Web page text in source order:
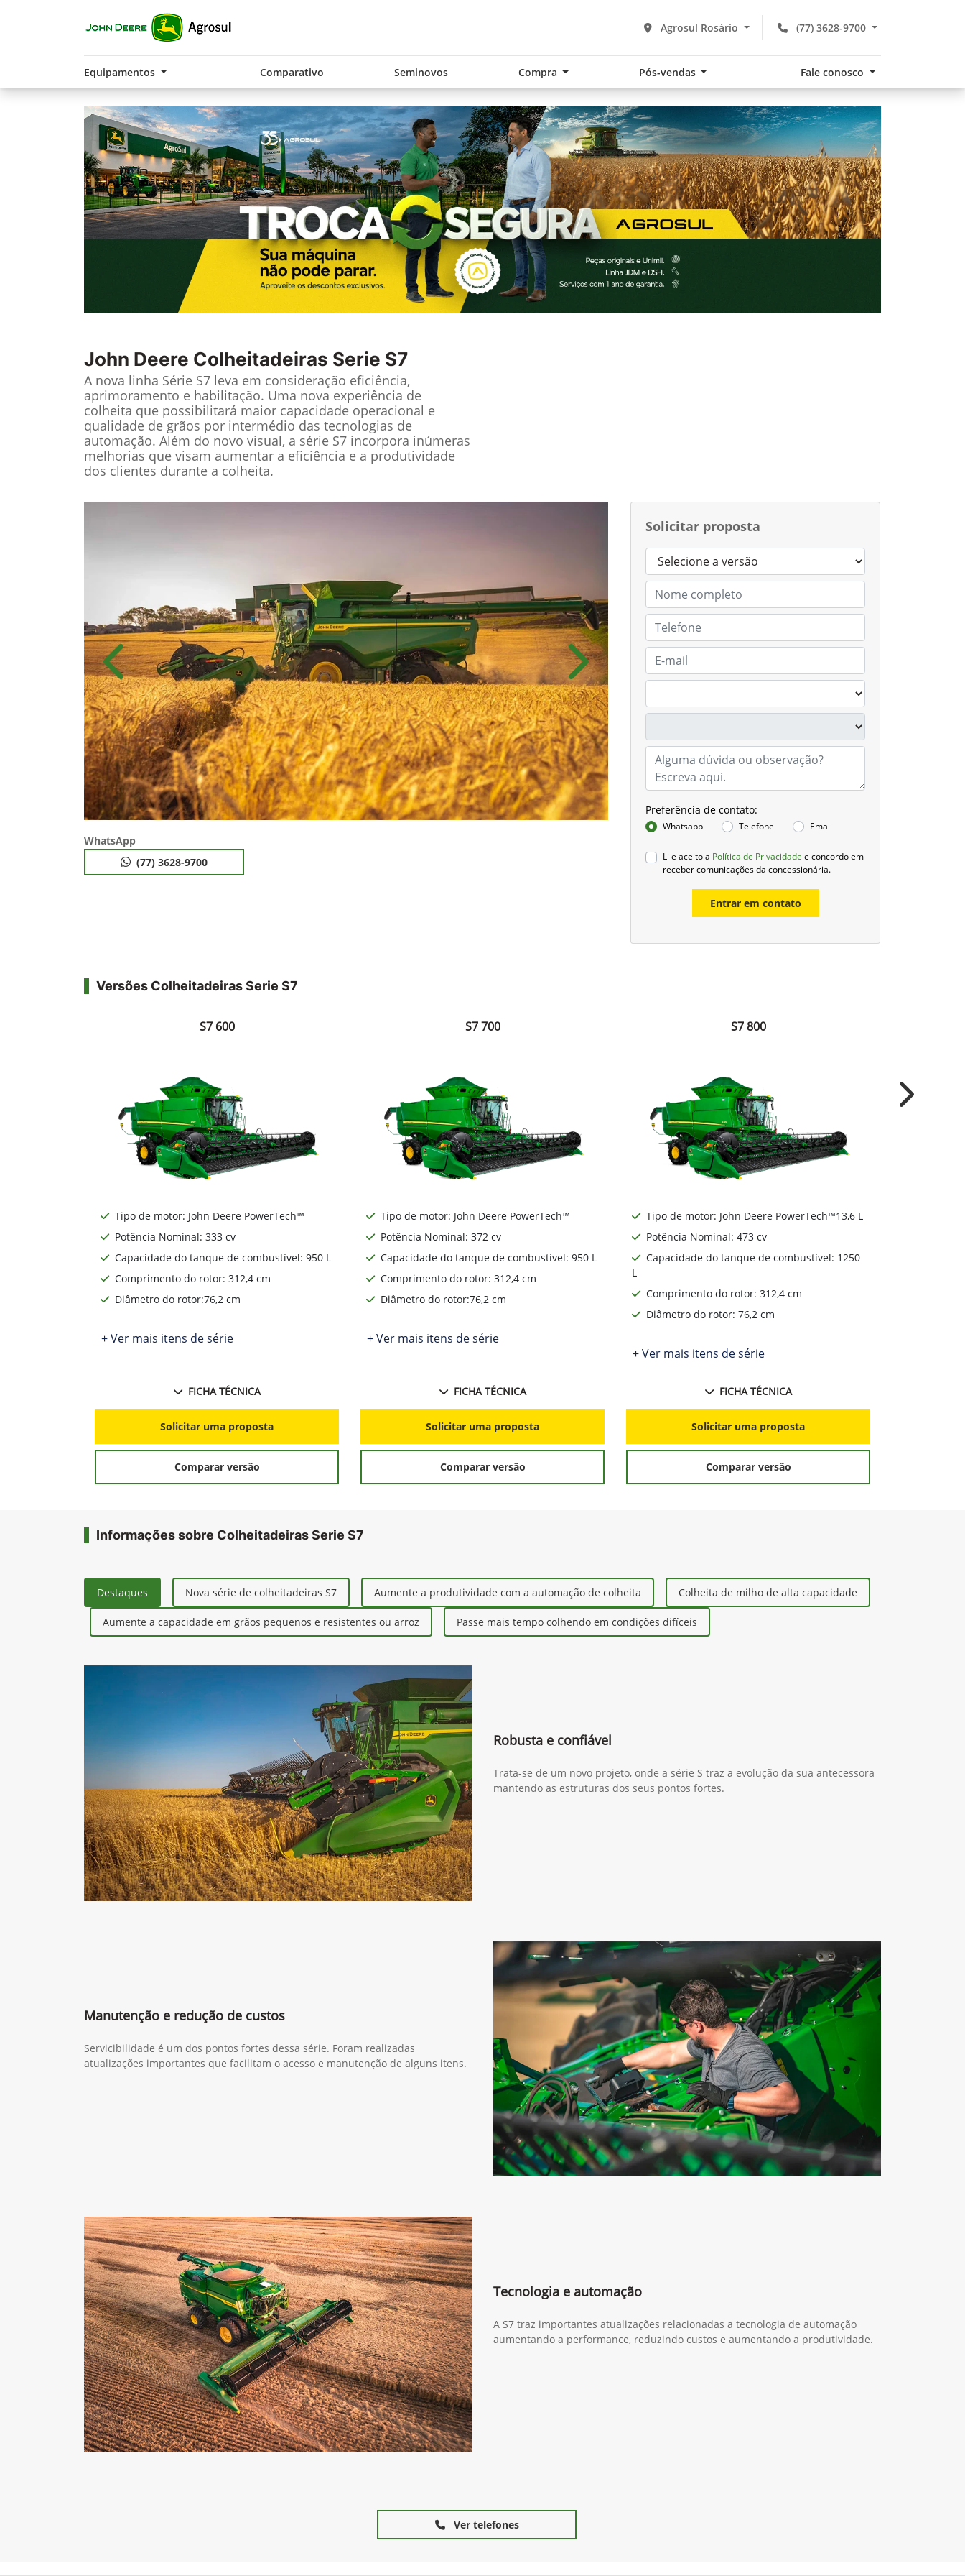
(77) 3628-9700
Agrosul Rosário
Equipamentos Comparativo Seminovos Compra Pós-vendas Fale conosco
John Deere Colheitadeiras Serie S7
A nova linha Série S7 leva em consideração eficiência,
aprimoramento e habilitação. Uma nova experiência de
colheita que possibilitará maior capacidade operacional e
qualidade de grãos por intermédio das tecnologias de
automação. Além do novo visual, a série S7 incorpora inúmeras
melhorias que visam aumentar a eficiência e a produtividade
dos clientes durante a colheita.
Solicitar proposta
Preferência de contato:
Whatsapp Telefone Email
Li e aceito a Política de Privacidade e concordo em
receber comunicações da concessionária.
Entrar em contato
Anterior Próximo
WhatsApp
(77) 3628-9700
Versões Colheitadeiras Serie S7
S7 600
Tipo de motor: John Deere PowerTech™
Potência Nominal: 333 cv
Capacidade do tanque de combustível: 950 L
Comprimento do rotor: 312,4 cm
Diâmetro do rotor:76,2 cm
+ Ver mais itens de série
FICHA TÉCNICA
Solicitar uma proposta
Comparar versão
S7 700
Tipo de motor: John Deere PowerTech™
Potência Nominal: 372 cv
Capacidade do tanque de combustível: 950 L
Comprimento do rotor: 312,4 cm
Diâmetro do rotor:76,2 cm
+ Ver mais itens de série
FICHA TÉCNICA
Solicitar uma proposta
Comparar versão
S7 800
Tipo de motor: John Deere PowerTech™13,6 L
Potência Nominal: 473 cv
Capacidade do tanque de combustível: 1250
L
Comprimento do rotor: 312,4 cm
Diâmetro do rotor: 76,2 cm
+ Ver mais itens de série
FICHA TÉCNICA
Solicitar uma proposta
Comparar versão
Next
Informações sobre Colheitadeiras Serie S7
Destaques Nova série de colheitadeiras S7 Aumente a produtividade com a automação de colheita Colheita de milho de alta capacidade
Aumente a capacidade em grãos pequenos e resistentes ou arroz Passe mais tempo colhendo em condições difíceis
Robusta e confiável
Trata-se de um novo projeto, onde a série S traz a evolução da sua antecessora
mantendo as estruturas dos seus pontos fortes.
Manutenção e redução de custos
Servicibilidade é um dos pontos fortes dessa série. Foram realizadas
atualizações importantes que facilitam o acesso e manutenção de alguns itens.
Tecnologia e automação
A S7 traz importantes atualizações relacionadas a tecnologia de automação
aumentando a performance, reduzindo custos e aumentando a produtividade.
Ver telefones